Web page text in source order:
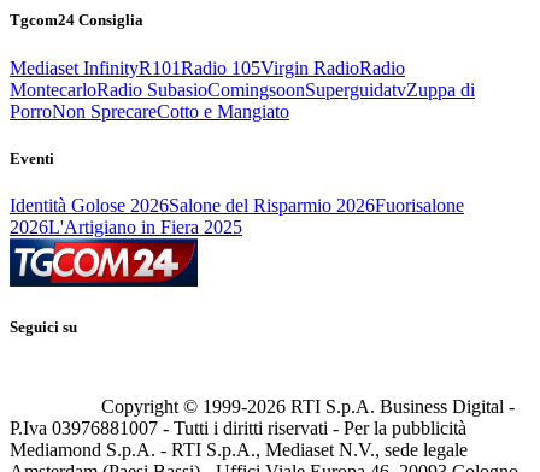
Tgcom24 Consiglia
Mediaset InfinityR101Radio 105Virgin RadioRadio
MontecarloRadio SubasioComingsoonSuperguidatvZuppa di
PorroNon SprecareCotto e Mangiato
Eventi
Identità Golose 2026Salone del Risparmio 2026Fuorisalone
2026L'Artigiano in Fiera 2025
Seguici su
Copyright © 1999-2026 RTI S.p.A. Business Digital -
P.Iva 03976881007 - Tutti i diritti riservati - Per la pubblicità
Mediamond S.p.A. - RTI S.p.A., Mediaset N.V., sede legale